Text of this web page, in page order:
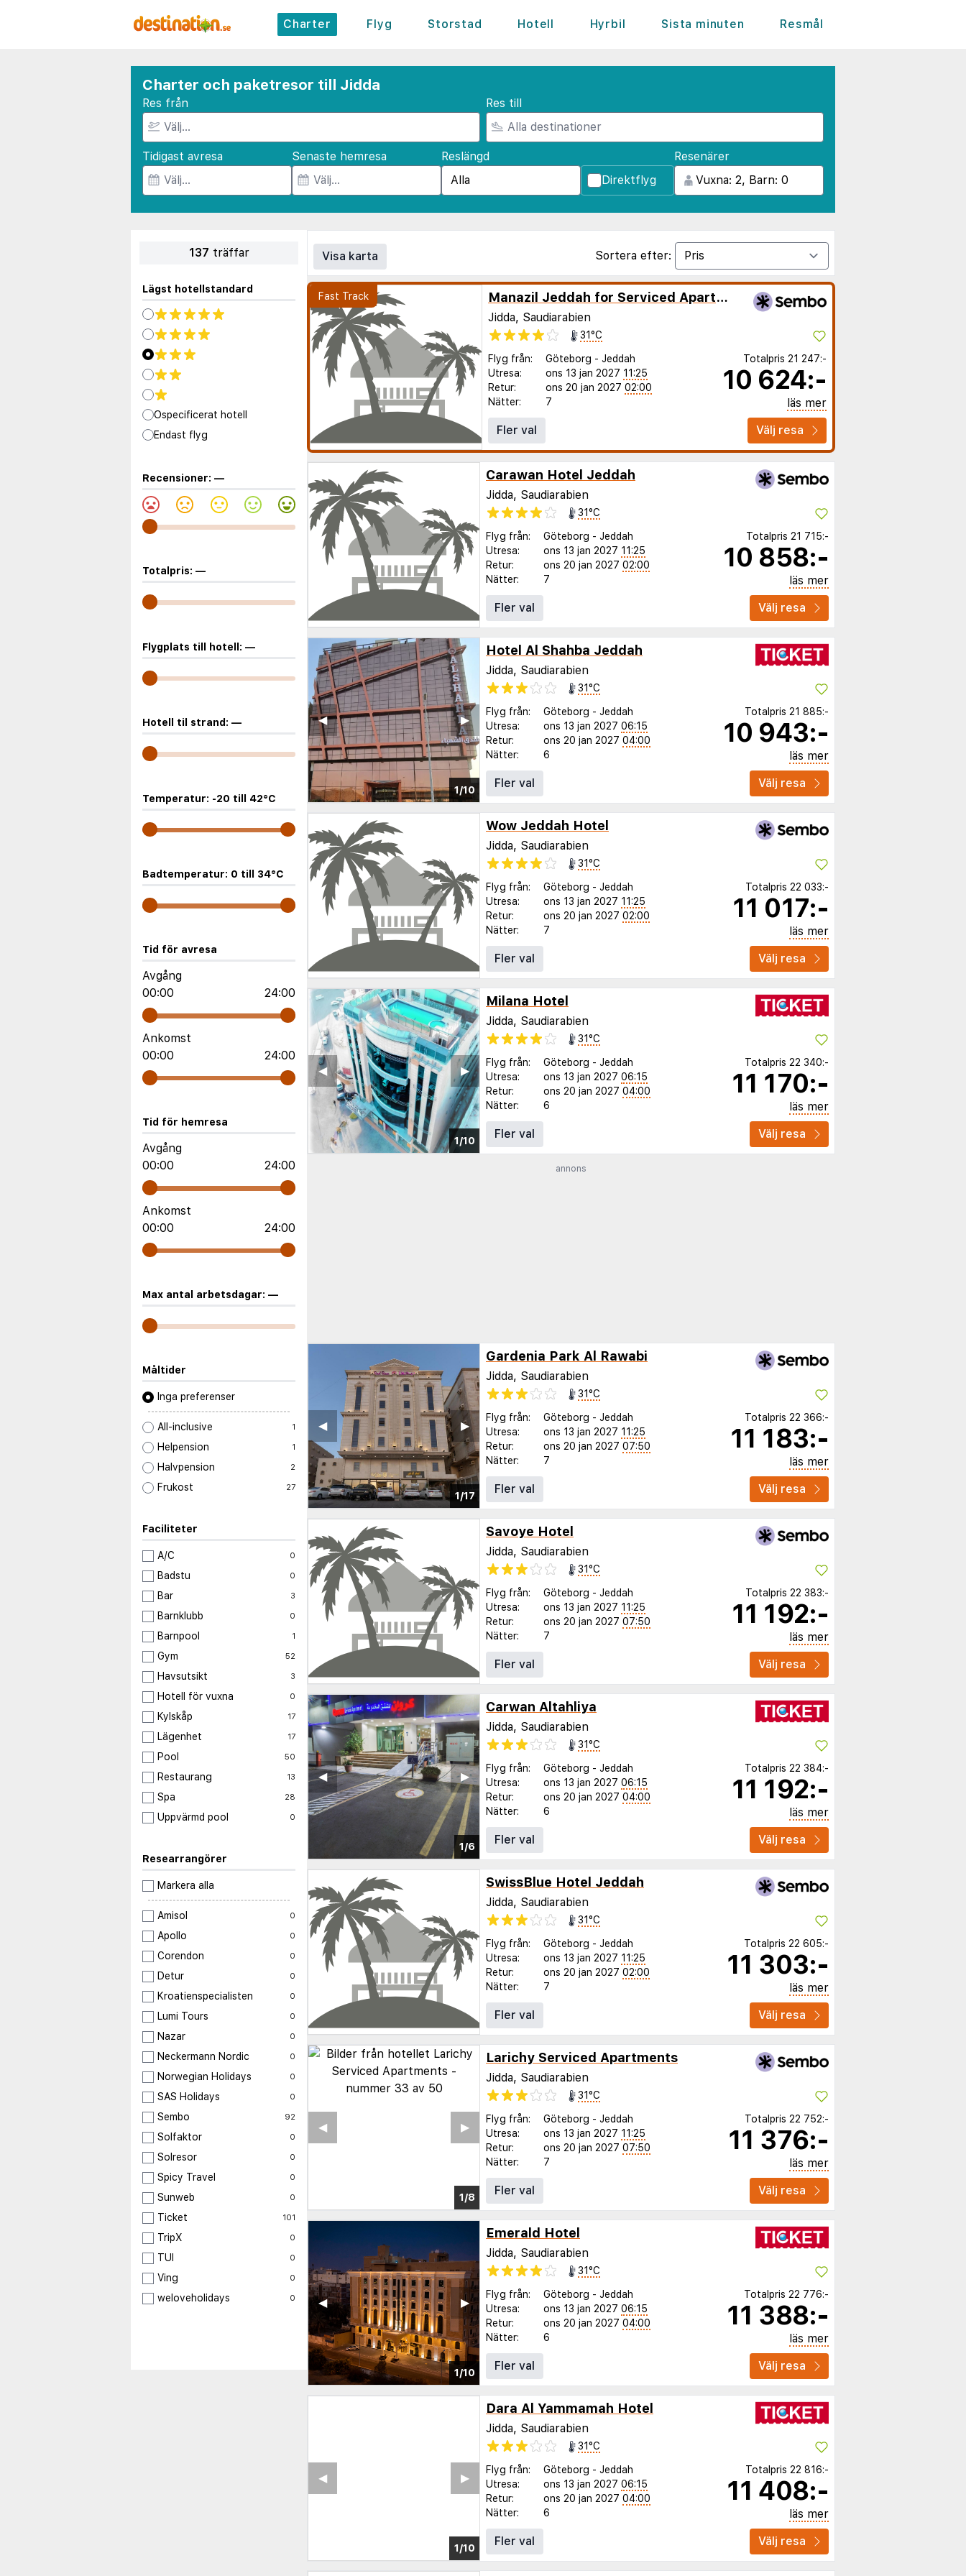
Charter Flyg Storstad Hotell Hyrbil Sista minuten Resmål
Charter och paketresor till Jidda
Res från Res till
Tidigast avresa Senaste hemresa
Reslängd
Direktflyg
Resenärer
137 träffar
Lägst hotellstandard
Ospecificerat hotell
Endast flyg
Recensioner: —
Totalpris: —
Flygplats till hotell: —
Hotell til strand: —
Temperatur: -20 till 42°C
Badtemperatur: 0 till 34°C
Tid för avresa
Avgång
00:00
24:00
Ankomst
00:00
24:00
Tid för hemresa
Avgång
00:00
24:00
Ankomst
00:00
24:00
Max antal arbetsdagar: —
Måltider
Inga preferenser
All-inclusive 1
Helpension 1
Halvpension 2
Frukost 27
Faciliteter
A/C 0
Badstu 0
Bar 3
Barnklubb 0
Barnpool 1
Gym 52
Havsutsikt 3
Hotell för vuxna 0
Kylskåp 17
Lägenhet 17
Pool 50
Restaurang 13
Spa 28
Uppvärmd pool 0
Researrangörer
Markera alla
Amisol 0
Apollo 0
Corendon 0
Detur 0
Kroatienspecialisten 0
Lumi Tours 0
Nazar 0
Neckermann Nordic 0
Norwegian Holidays 0
SAS Holidays 0
Sembo 92
Solfaktor 0
Solresor 0
Spicy Travel 0
Sunweb 0
Ticket 101
TripX 0
TUI 0
Ving 0
weloveholidays 0
Visa karta Sortera efter:
Manazil Jeddah for Serviced Apartment
Jidda, Saudiarabien
31°C
Flyg från: Göteborg - Jeddah
Utresa:
ons 13 jan 2027 11:25
Retur:
ons 20 jan 2027 02:00
Nätter:
7
Totalpris 21 247:-
10 624:-
läs mer
Fler val
Välj resa
Carawan Hotel Jeddah
Jidda, Saudiarabien
31°C
Flyg från: Göteborg - Jeddah
Utresa:
ons 13 jan 2027 11:25
Retur:
ons 20 jan 2027 02:00
Nätter:
7
Totalpris 21 715:-
10 858:-
läs mer
Fler val
Välj resa
1/10
▶︎
◀︎
Hotel Al Shahba Jeddah
Jidda, Saudiarabien
31°C
Flyg från: Göteborg - Jeddah
Utresa:
ons 13 jan 2027 06:15
Retur:
ons 20 jan 2027 04:00
Nätter:
6
Totalpris 21 885:-
10 943:-
läs mer
Fler val
Välj resa
Wow Jeddah Hotel
Jidda, Saudiarabien
31°C
Flyg från: Göteborg - Jeddah
Utresa:
ons 13 jan 2027 11:25
Retur:
ons 20 jan 2027 02:00
Nätter:
7
Totalpris 22 033:-
11 017:-
läs mer
Fler val
Välj resa
1/10
▶︎
◀︎
Milana Hotel
Jidda, Saudiarabien
31°C
Flyg från: Göteborg - Jeddah
Utresa:
ons 13 jan 2027 06:15
Retur:
ons 20 jan 2027 04:00
Nätter:
6
Totalpris 22 340:-
11 170:-
läs mer
Fler val
Välj resa
annons
1/17
▶︎
◀︎
Gardenia Park Al Rawabi
Jidda, Saudiarabien
31°C
Flyg från: Göteborg - Jeddah
Utresa:
ons 13 jan 2027 11:25
Retur:
ons 20 jan 2027 07:50
Nätter:
7
Totalpris 22 366:-
11 183:-
läs mer
Fler val
Välj resa
Savoye Hotel
Jidda, Saudiarabien
31°C
Flyg från: Göteborg - Jeddah
Utresa:
ons 13 jan 2027 11:25
Retur:
ons 20 jan 2027 07:50
Nätter:
7
Totalpris 22 383:-
11 192:-
läs mer
Fler val
Välj resa
1/6
▶︎
◀︎
Carwan Altahliya
Jidda, Saudiarabien
31°C
Flyg från: Göteborg - Jeddah
Utresa:
ons 13 jan 2027 06:15
Retur:
ons 20 jan 2027 04:00
Nätter:
6
Totalpris 22 384:-
11 192:-
läs mer
Fler val
Välj resa
SwissBlue Hotel Jeddah
Jidda, Saudiarabien
31°C
Flyg från: Göteborg - Jeddah
Utresa:
ons 13 jan 2027 11:25
Retur:
ons 20 jan 2027 02:00
Nätter:
7
Totalpris 22 605:-
11 303:-
läs mer
Fler val
Välj resa
Larichy Serviced Apartments
Jidda, Saudiarabien
31°C
Flyg från: Göteborg - Jeddah
Utresa:
ons 13 jan 2027 11:25
Retur:
ons 20 jan 2027 07:50
Nätter:
7
Totalpris 22 752:-
11 376:-
läs mer
Fler val
Välj resa
1/10
▶︎
◀︎
Emerald Hotel
Jidda, Saudiarabien
31°C
Flyg från: Göteborg - Jeddah
Utresa:
ons 13 jan 2027 06:15
Retur:
ons 20 jan 2027 04:00
Nätter:
6
Totalpris 22 776:-
11 388:-
läs mer
Fler val
Välj resa
1/10
▶︎
◀︎
Dara Al Yammamah Hotel
Jidda, Saudiarabien
31°C
Flyg från: Göteborg - Jeddah
Utresa:
ons 13 jan 2027 06:15
Retur:
ons 20 jan 2027 04:00
Nätter:
6
Totalpris 22 816:-
11 408:-
läs mer
Fler val
Välj resa